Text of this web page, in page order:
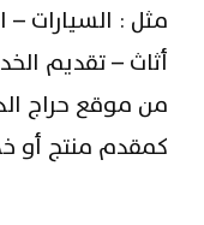
مثل : السيارات –
أثاث – تقديم
من موقع حراج
كمقدم منتج أو